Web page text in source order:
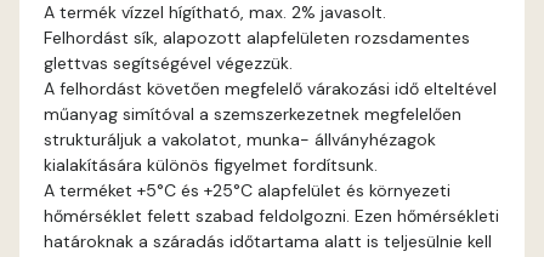
A termék vízzel hígítható, max. 2% javasolt.
Felhordást sík, alapozott alapfelületen rozsdamentes
glettvas segítségével végezzük.
A felhordást követően megfelelő várakozási idő elteltével
műanyag simítóval a szemszerkezetnek megfelelően
strukturáljuk a vakolatot, munka- állványhézagok
kialakítására különös figyelmet fordítsunk.
A terméket +5°C és +25°C alapfelület és környezeti
hőmérséklet felett szabad feldolgozni. Ezen hőmérsékleti
határoknak a száradás időtartama alatt is teljesülnie kell